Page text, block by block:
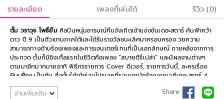
รายละเอียด เพลงที่เล่นได้ รีวิว (0)
ตั้ม วราวุธ โพธิ์ยิ้ม ศิลปินหนุ่มอารมณ์ที่แจ้งเกิดเข้าแข่งขันเดอะสตาร์ ค้นฟ้าคว้า
ดาว ปี 9 เป็นตัวแทนภาคใต้และได้รับรางวัลชนะเลิศมาครอบครอง วยความ
สามารถทางด้านร้องเพลงและการเอนเตอร์เทนที่เป็นเอกลักษณ์ ภายหลังจากการ
ประกวด ตั้มก็มีซิงเกิ้ลแรกในชีวิตคือเพลง “สบายดีรึเปล่า” และมีผลงานต่างๆ
ตามมาอีกมากมายอาทิ พิธีกรรายการ Cover ดีเวอร์, รายการวันนี้, ละครเรื่อง
ฝันเฟื่อง เป็นต้น ซึ่งตั้มได้เข้าร่วมโปรเจคที่รวมเอานักร้องจากเวทีเดอะสตาร์ 4
คน ได้แก่ กัน-นภัทร, แก้ม-วิชญาณี, โดม-จารุวัฒน์และตั้ม-วราวุธ ภายใต้ชื่อ “4
โพดำ” ซึ่งเป็นไพ่ที่ดอกใหญ่ที่สุดในสำรับ เพราะแต่ละคนเป็นแชมป์จากเวทีเดอะส
อ่านเพิ่มเติม Share